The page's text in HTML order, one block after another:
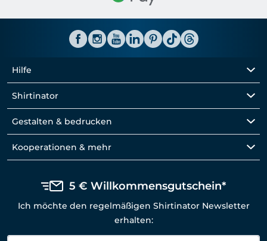
Hilfe
Shirtinator
Gestalten & bedrucken
Kooperationen & mehr
5 € Willkommensgutschein*
Ich möchte den regelmäßigen Shirtinator Newsletter
erhalten: